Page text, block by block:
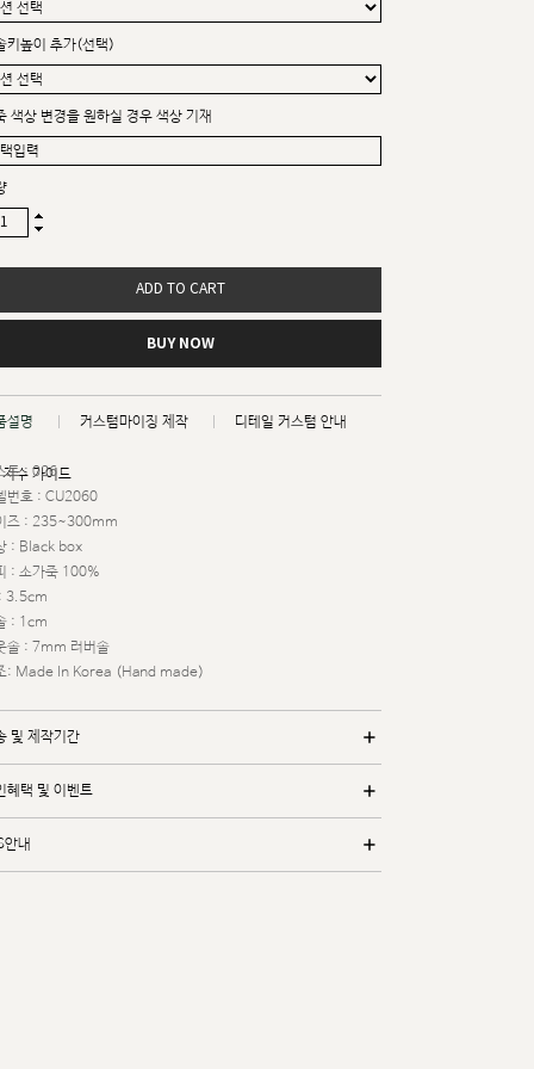
키높이 추가(선택)
색상 변경을 원하실 경우 색상 기재
ADD TO CART
BUY NOW
설명 커스텀마이징 제작 디테일 커스텀 안내
치수 가이드
트 : 026
번호 : CU2060
즈 : 235~300mm
: Black box
: 소가죽 100%
3.5cm
: 1cm
솔 : 7mm 러버솔
: Made In Korea (Hand made)
및 제작기간
혜택 및 이벤트
내